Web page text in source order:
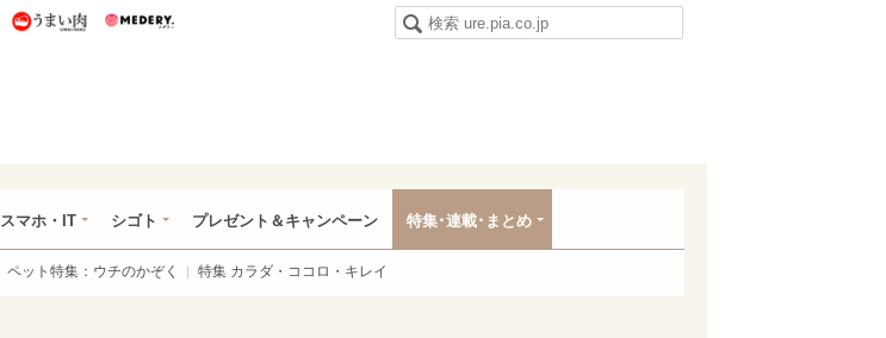
うまいパン うまい肉
スマホ・IT シゴト プレゼント＆キャンペーン 特集･連載･まとめ
ペット特集：ウチのかぞく 特集 カラダ・ココロ・キレイ